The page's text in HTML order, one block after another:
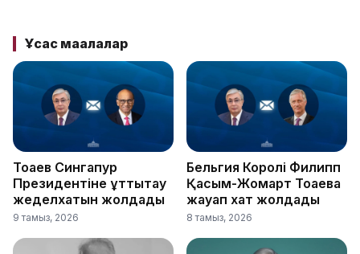
Ұқсас мақалалар
Тоқаев Сингапур
Президентіне құттықтау
жеделхатын жолдады
9 тамыз, 2026
Бельгия Королі Филипп
Қасым-Жомарт Тоқаевқа
жауап хат жолдады
8 тамыз, 2026